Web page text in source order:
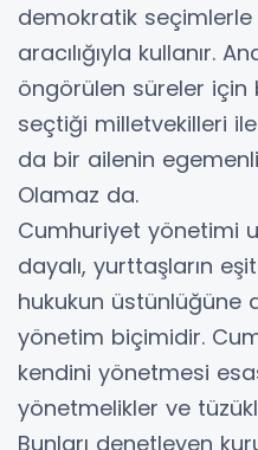
demokratik
aracılığıyla kullanır.
öngörülen süreler
seçtiği milletvekilleri
da bir ailenin
Olamaz da.
Cumhuriyet yönetimi
dayalı, yurttaşların
hukukun üstünlüğüne
yönetim biçimidir.
kendini yönetmesi
yönetmelikler ve
Bunları denetleyen